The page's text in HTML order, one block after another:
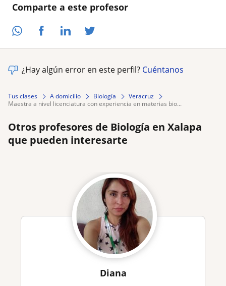
Comparte a este profesor
¿Hay algún error en este perfil? Cuéntanos
Tus clases A domicilio Biología
Veracruz
maestra a nivel licenciatura con experiencia en materias bio...
Otros profesores de Biología en Xalapa
que pueden interesarte
Diana